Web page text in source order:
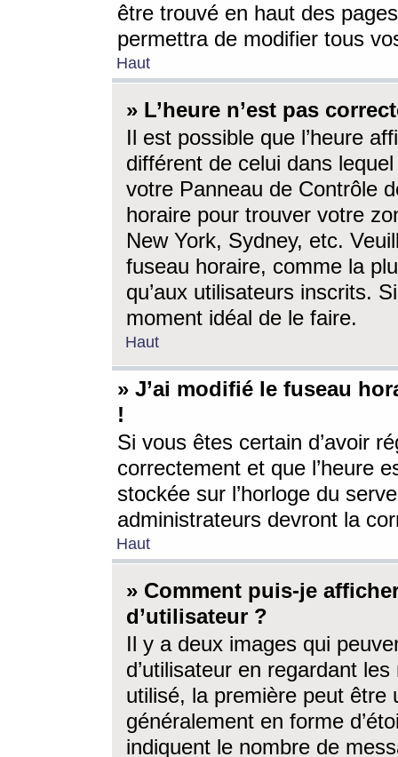
être trouvé en haut des
permettra de modifier tous
Haut
» L’heure n’est pas
Il est possible que l’heure
différent de celui dans
votre Panneau de Contrôle
horaire pour trouver votre
New York, Sydney, etc.
fuseau horaire, comme la
qu’aux utilisateurs inscrits.
moment idéal de le faire.
Haut
» J’ai modifié le fuseau
!
Si vous êtes certain d’avoir
correctement et que l’heure
stockée sur l’horloge du
administrateurs devront la
Haut
» Comment puis-je
d’utilisateur ?
Il y a deux images qui
d’utilisateur en regardant
utilisé, la première peut être
généralement en forme
indiquent le nombre de